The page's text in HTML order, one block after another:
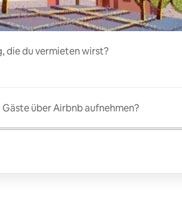
die du vermieten wirst?
über Airbnb aufnehmen?